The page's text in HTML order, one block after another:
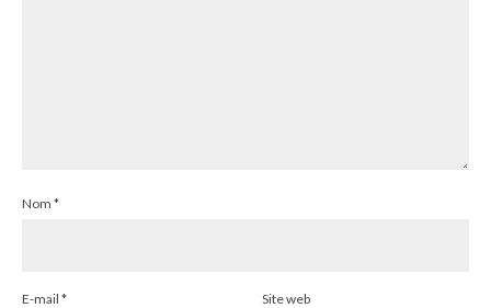
Nom *
E-mail * Site web